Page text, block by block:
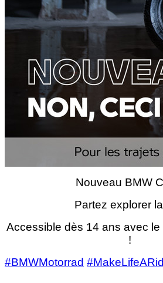
Nouveau BMW
Partez explorer
Accessible dès 14 ans avec le
!
#BMWMotorrad